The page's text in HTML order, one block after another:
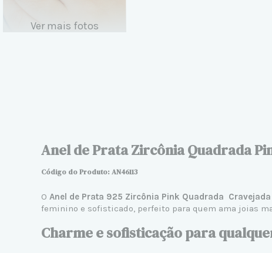
Ver mais fotos
Anel de Prata Zircônia Quadrada
Código do Produto: AN46113
O Anel de Prata 925 Zircônia Pink Quadrada Cravejada
feminino e sofisticado, perfeito para quem ama joias
Charme e sofisticação para